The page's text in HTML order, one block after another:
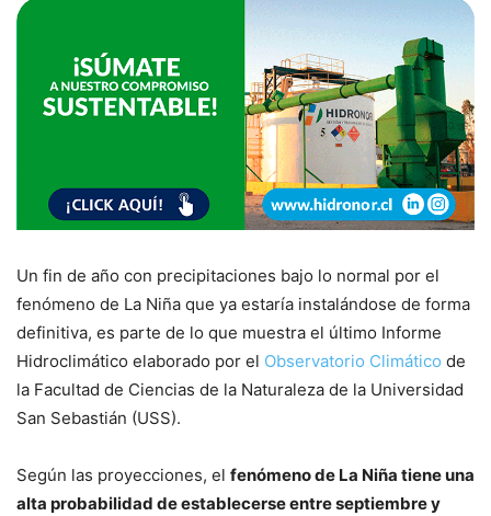
Un fin de año con precipitaciones bajo lo normal por el
fenómeno de La Niña que ya estaría instalándose de forma
definitiva, es parte de lo que muestra el último Informe
Hidroclimático elaborado por el Observatorio Climático de
la Facultad de Ciencias de la Naturaleza de la Universidad
San Sebastián (USS).
Según las proyecciones, el fenómeno de La Niña tiene una
alta probabilidad de establecerse entre septiembre y